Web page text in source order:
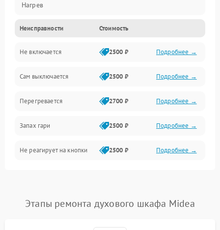
Нагрев
Неисправности Стоимость
Не включается 2500 ₽ Подробнее →
Сам выключается 2500 ₽ Подробнее →
Перегревается 2700 ₽ Подробнее →
Запах гари 2500 ₽ Подробнее →
Не реагирует на кнопки 2500 ₽ Подробнее →
Этапы ремонта духового шкафа Midea